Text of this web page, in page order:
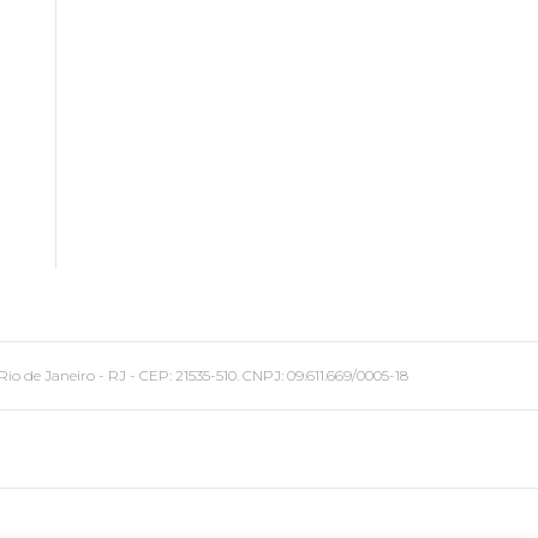
Janeiro - RJ - CEP: 21535-510. CNPJ: 09.611.669/0005-18